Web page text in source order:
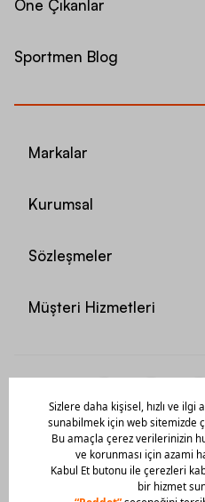
Öne Çıkanlar
Sportmen Blog
Markalar
Kurumsal
Sözleşmeler
Müşteri Hizmetleri
Mobil